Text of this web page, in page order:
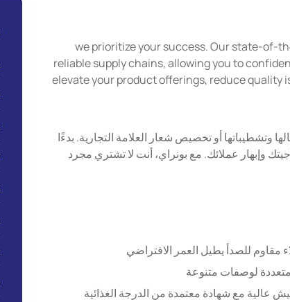
, we prioritize your success. Our state-
reliable supply chains, allowing you to
elevate your product offerings, reduce quality
أو تخصيص شعار العلامة التجارية. بدءًا
وإبهار عملائك. مع بونراي، أنت لا تشتري مجرد
مقاوم للصدأ يطيل العمر الافتراضي
لوصفات متنوعة
عالية مع شهادة معتمدة من الدرجة الغذائية